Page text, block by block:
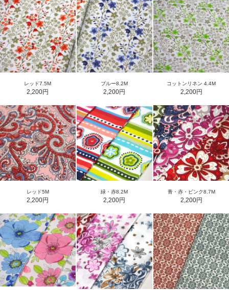
レッド7.5M
2,200円
ブルー8.2M
2,200円
コットンリネン 4.4M
2,200円
レッド5M
2,200円
緑・赤8.2M
2,200円
青・赤・ピンク8.7M
2,200円